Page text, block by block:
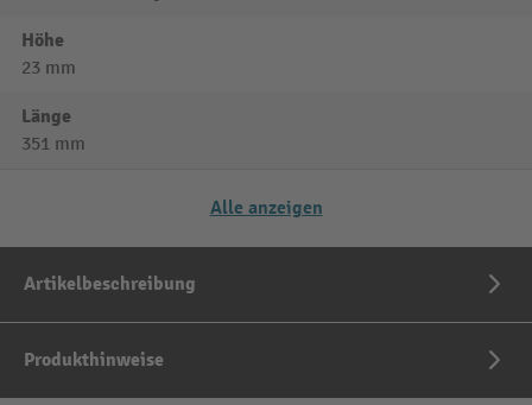
Höhe
23 mm
Länge
351 mm
Alle anzeigen
Artikelbeschreibung
Produkthinweise